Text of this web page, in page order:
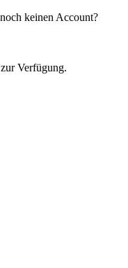
keinen Account?
Verfügung.